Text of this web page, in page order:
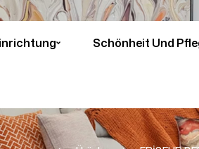
Schönheit Und